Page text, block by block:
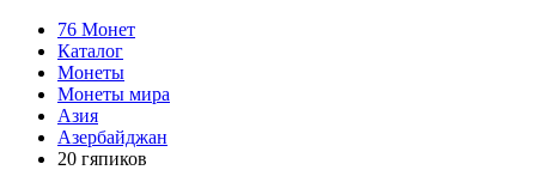
76 Монет
Каталог
Монеты
Монеты мира
Азия
Азербайджан
20 гяпиков